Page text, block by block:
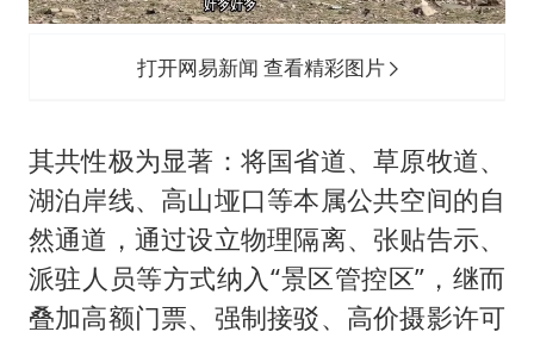
打开网易新闻 查看精彩图片
其共性极为显著：将国省道、草原牧道、
湖泊岸线、高山垭口等本属公共空间的自
然通道，通过设立物理隔离、张贴告示、
派驻人员等方式纳入“景区管控区”，继而
叠加高额门票、强制接驳、高价摄影许可